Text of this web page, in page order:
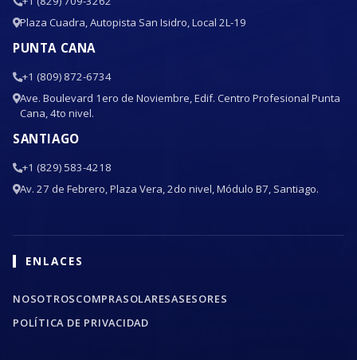
Plaza Cuadra, Autopista San Isidro, Local 2L-19
PUNTA CANA
+1 (809) 872-6734
Ave. Boulevard 1ero de Noviembre, Edif. Centro Profesional Punta
Cana, 4to nivel.
SANTIAGO
+1 (829) 583-4218
Av. 27 de Febrero, Plaza Vera, 2do nivel, Módulo B7, Santiago.
ENLACES
NOSOTROSCOMPRASOLARESASESORES
POLÍTICA DE PRIVACIDAD